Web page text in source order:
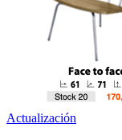
Actualización